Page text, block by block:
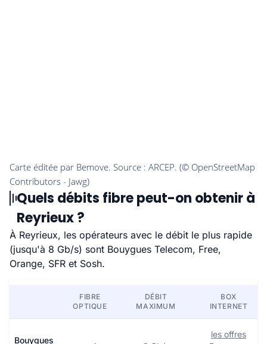
Quels débits fibre peut-on obtenir à
Reyrieux ?
À Reyrieux, les opérateurs avec le débit le plus rapide
(jusqu'à 8 Gb/s) sont Bouygues Telecom, Free,
Orange, SFR et Sosh.
FIBRE
OPTIQUE
DÉBIT
MAXIMUM
BOX
INTERNET
Bouygues
les offres